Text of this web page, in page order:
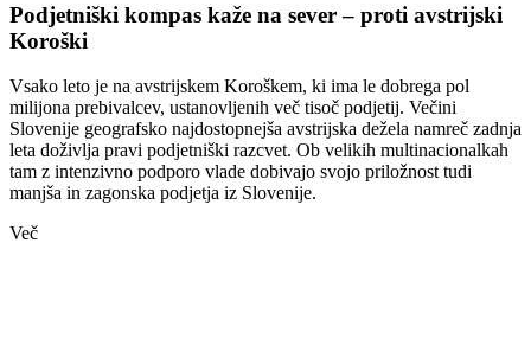
Podjetniški kompas kaže na sever – proti avstrijski
Koroški
Vsako leto je na avstrijskem Koroškem, ki ima le dobrega pol
milijona prebivalcev, ustanovljenih več tisoč podjetij. Večini
Slovenije geografsko najdostopnejša avstrijska dežela namreč zadnja
leta doživlja pravi podjetniški razcvet. Ob velikih multinacionalkah
tam z intenzivno podporo vlade dobivajo svojo priložnost tudi
manjša in zagonska podjetja iz Slovenije.
Več